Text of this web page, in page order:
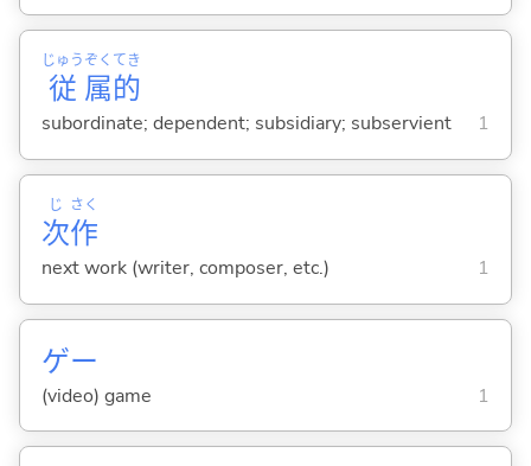
従
じゅう
属
ぞく
的
てき
subordinate; dependent; subsidiary; subservient 1
次
じ
作
さく
next work (writer, composer, etc.) 1
ゲー
(video) game 1